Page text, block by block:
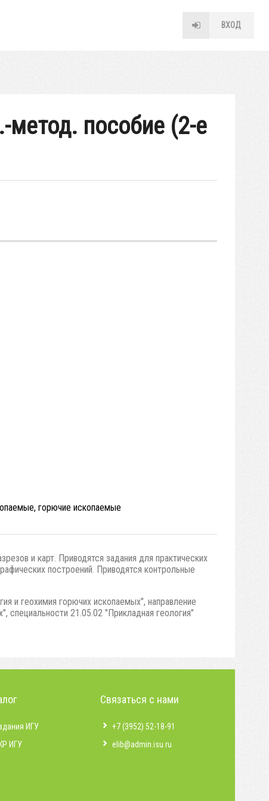
ВХОД
метод. пособие (2-е
горючие ископаемые
и карт. Приводятся задания для практических
построений. Приводятся контрольные
и геохимия горючих ископаемых", направление
специальности 21.05.02 "Прикладная геология"
ИГУ
ИГУ
Связаться с нами
+7 (3952) 52-18-91
elib@admin.isu.ru